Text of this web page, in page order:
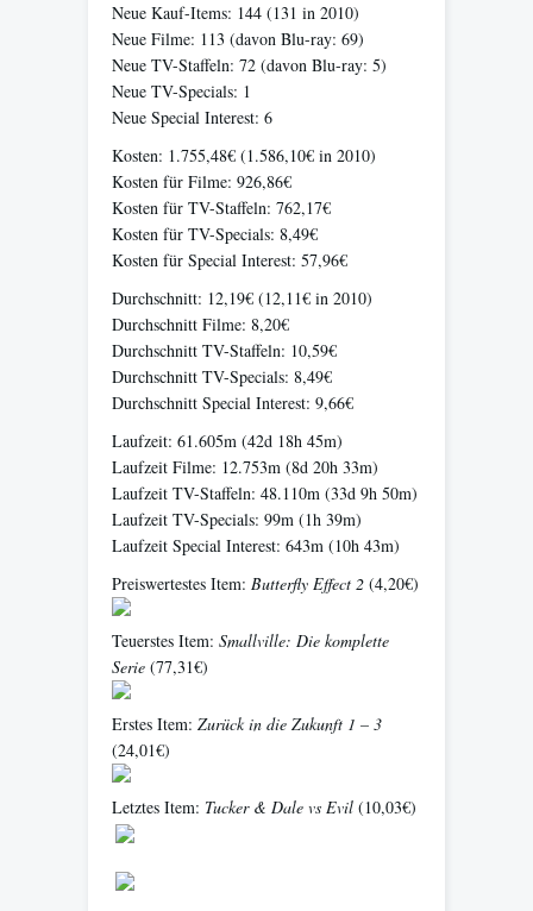
Neue Kauf-Items: 144 (131 in 2010)
Neue Filme: 113 (davon Blu-ray: 69)
Neue TV-Staffeln: 72 (davon Blu-ray: 5)
Neue TV-Specials: 1
Neue Special Interest: 6
Kosten: 1.755,48€ (1.586,10€ in 2010)
Kosten für Filme: 926,86€
Kosten für TV-Staffeln: 762,17€
Kosten für TV-Specials: 8,49€
Kosten für Special Interest: 57,96€
Durchschnitt: 12,19€ (12,11€ in 2010)
Durchschnitt Filme: 8,20€
Durchschnitt TV-Staffeln: 10,59€
Durchschnitt TV-Specials: 8,49€
Durchschnitt Special Interest: 9,66€
Laufzeit: 61.605m (42d 18h 45m)
Laufzeit Filme: 12.753m (8d 20h 33m)
Laufzeit TV-Staffeln: 48.110m (33d 9h 50m)
Laufzeit TV-Specials: 99m (1h 39m)
Laufzeit Special Interest: 643m (10h 43m)
Preiswertestes Item: Butterfly Effect 2 (4,20€)
Teuerstes Item: Smallville: Die komplette
Serie (77,31€)
Erstes Item: Zurück in die Zukunft 1 – 3
(24,01€)
Letztes Item: Tucker & Dale vs Evil (10,03€)